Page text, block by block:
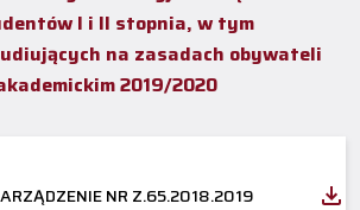
I i II stopnia, w tym
na zasadach obywateli
2019/2020
NR Z.65.2018.2019